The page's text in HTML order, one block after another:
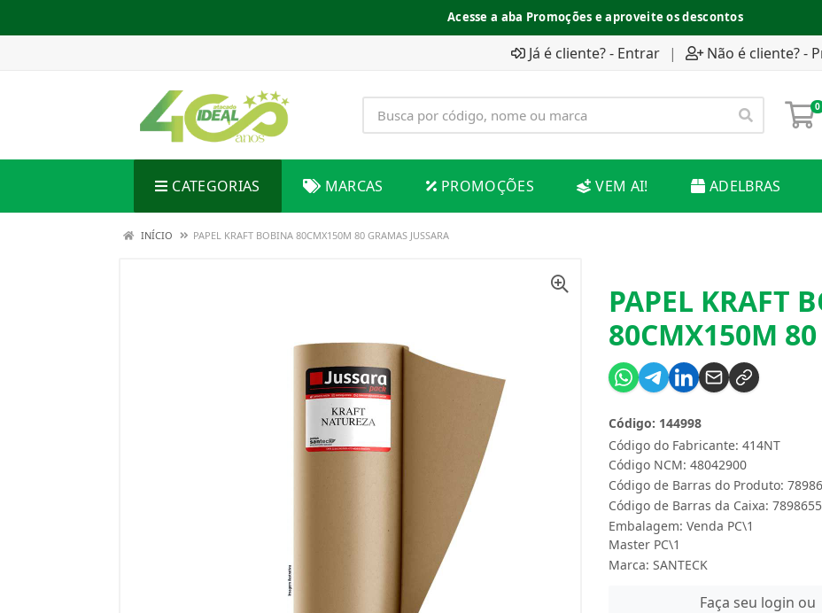
Acesse a aba Promoções e aproveite os descontos
Já é cliente? - Entrar | Não é cliente? -
0
CATEGORIAS MARCAS PROMOÇÕES VEM AI! ADELBRAS
INÍCIO PAPEL KRAFT BOBINA 80CMX150M 80 GRAMAS JUSSARA
PAPEL KRAFT
80CMX150M 80
Código do Fabricante: 414NT
Código: 144998
Código NCM: 48042900
Código de Barras do Produto:
Código de Barras da Caixa:
Embalagem: Venda PC\1
Master PC\1
Marca: SANTECK
Faça seu login ou